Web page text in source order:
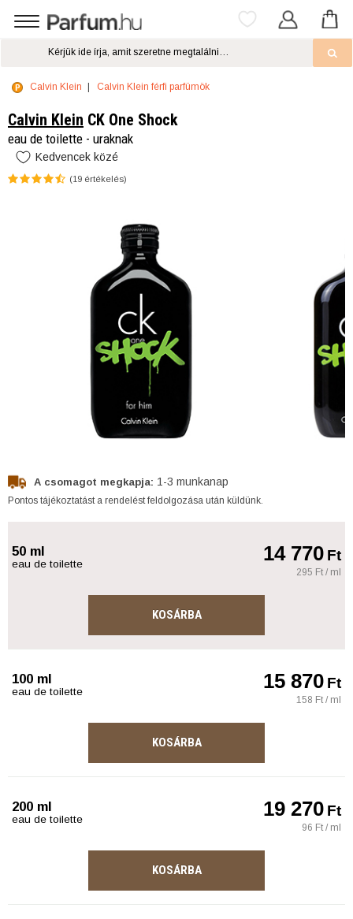
Calvin Klein Calvin Klein férfi parfümök
Calvin Klein CK One Shock
eau de toilette - uraknak
Kedvencek közé
(19 értékelés)
A csomagot megkapja: 1-3 munkanap
Pontos tájékoztatást a rendelést feldolgozása után küldünk.
50 ml
eau de toilette 14 770Ft
295 Ft / ml
KOSÁRBA
100 ml
eau de toilette 15 870Ft
158 Ft / ml
KOSÁRBA
200 ml
eau de toilette 19 270Ft
96 Ft / ml
KOSÁRBA